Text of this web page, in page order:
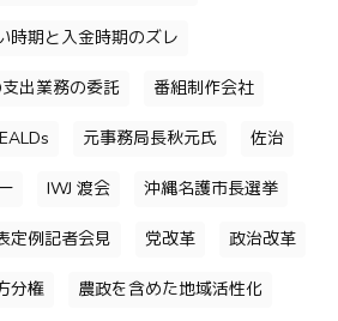
時期と入金時期のズレ
出業務の委託 番組制作会社
元事務局長秋元氏 佐治
IWJ 渡会 沖縄名護市長選挙
定例記者会見 党改革 政治改革
分権 農政を含めた地域活性化